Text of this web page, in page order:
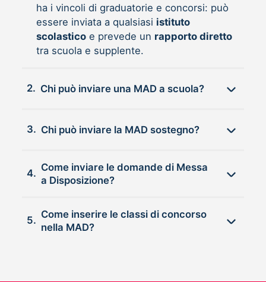
ha i vincoli di graduatorie e concorsi: può
essere inviata a qualsiasi istituto
scolasticoe prevede un rapporto diretto
tra scuola e supplente.
2. Chi può inviare una MAD a scuola?
3. Chi può inviare la MAD sostegno?
4.
Come inviare le domande di Messa
a Disposizione?
5.
Come inserire le classi di concorso
nella MAD?